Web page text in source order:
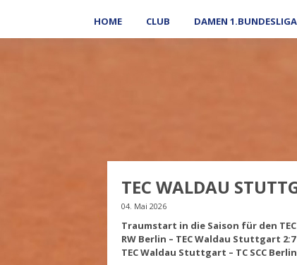
HOME CLUB DAMEN 1.BUNDESLIGA
TEC WALDAU
04. Mai 2026
Traumstart in die Saison für den
RW Berlin – TEC Waldau Stuttgart 2:7
TEC Waldau Stuttgart – TC SCC